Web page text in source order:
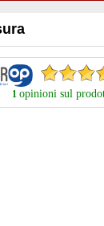
1 opinioni sul